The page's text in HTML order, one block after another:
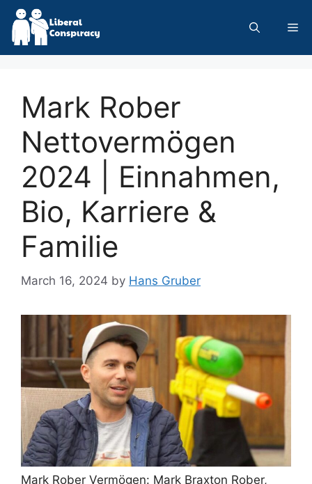
Skip
content
Mark Rober
Nettovermögen
2024 | Einnahmen,
Bio, Karriere &
Familie
March 16, 2024 by Hans Gruber
Mark Rober Vermögen: Mark Braxton Rober,